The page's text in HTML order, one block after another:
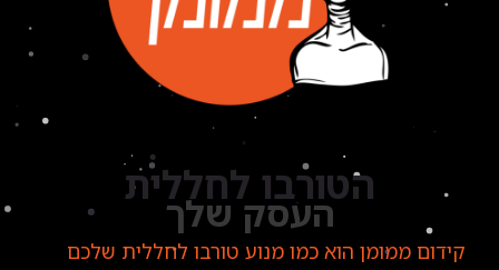
הטורבו לחללית
העסק שלך
קידום ממומן הוא כמו מנוע טורבו לחללית שלכם